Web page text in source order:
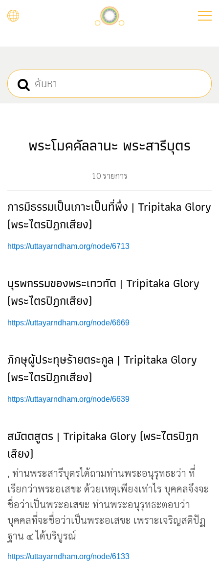
พระโมคคัลลานะ พระสารีบุตร
10 รายการ
การมีธรรมเป็นเกาะเป็นที่พึ่ง | Tripitaka Glory
(พระไตรปิฎกเสียง)
https://uttayarndham.org/node/6713
บุรพกรรมของพระเทวทัต | Tripitaka Glory
(พระไตรปิฎกเสียง)
https://uttayarndham.org/node/6669
ภิกษุผู้ประทุษร้ายตระกูล | Tripitaka Glory
(พระไตรปิฎกเสียง)
https://uttayarndham.org/node/6639
สมัตตสูตร | Tripitaka Glory (พระไตรปิฎก
เสียง)
, ท่านพระสารีบุตรได้ถามท่านพระอนุรุทธะว่า ที่
เรียกว่าพระอเสขะ ด้วยเหตุเพียงเท่าไร บุคคลจึงจะ
ชื่อว่าเป็นพระอเสขะ ท่านพระอนุรุทธะตอบว่า
บุคคลที่จะชื่อว่าเป็นพระอเสขะ เพราะเจริญสติปัฏ
ฐาน ๔ ได้บริบูรณ์
https://uttayarndham.org/node/6133